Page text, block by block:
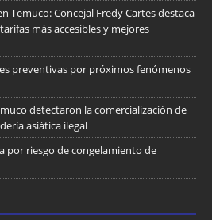
Temuco: Concejal Fredy Cartes destaca
más accesibles y mejores
preventivas por próximos fenómenos
detectaron la comercialización de
asiática ilegal
por riesgo de congelamiento de